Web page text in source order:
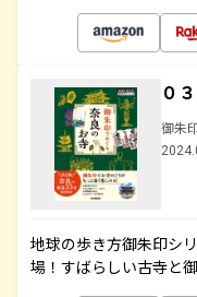
０
御朱
地球の歩き方御朱印シ
場！すばらしい古寺と